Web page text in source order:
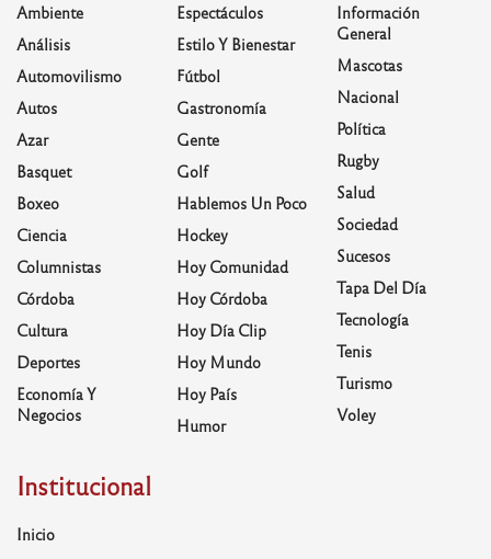
Ambiente
Análisis
Automovilismo
Autos
Azar
Basquet
Boxeo
Ciencia
Columnistas
Córdoba
Cultura
Deportes
Economía Y
Negocios
Espectáculos
Estilo Y Bienestar
Fútbol
Gastronomía
Gente
Golf
Hablemos Un Poco
Hockey
Hoy Comunidad
Hoy Córdoba
Hoy Día Clip
Hoy Mundo
Hoy País
Humor
Información
General
Mascotas
Nacional
Política
Rugby
Salud
Sociedad
Sucesos
Tapa Del Día
Tecnología
Tenis
Turismo
Voley
Institucional
Inicio